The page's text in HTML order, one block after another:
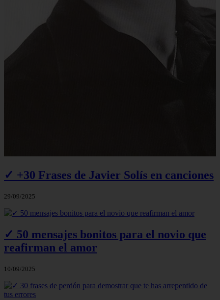
✓ +30 Frases de Javier Solís en canciones
29/09/2025
✓ 50 mensajes bonitos para el novio que
reafirman el amor
10/09/2025